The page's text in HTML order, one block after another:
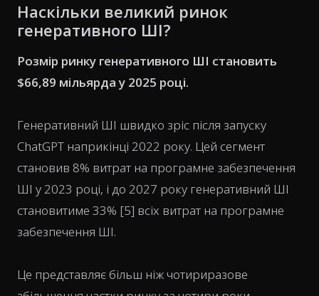
Наскільки великий ринок
генеративного ШІ?
Розмір ринку генеративного ШІ становить
$66,89 мільярда у 2025 році.
Генеративний ШІ швидко зріс після запуску
ChatGPT наприкінці 2022 року. Цей сегмент
становив 8% витрат на програмне забезпечення
ШІ у 2023 році, і до 2027 року генеративний ШІ
становитиме 33% [5] всіх витрат на програмне
забезпечення ШІ.
Це представляє більш ніж чотириразове